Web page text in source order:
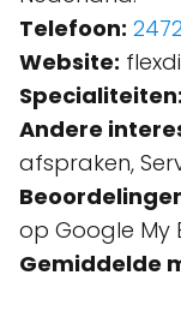
Telefoon:
Website:
Specialiteiten:
Andere
afspraken,
op Google My
Gemiddelde